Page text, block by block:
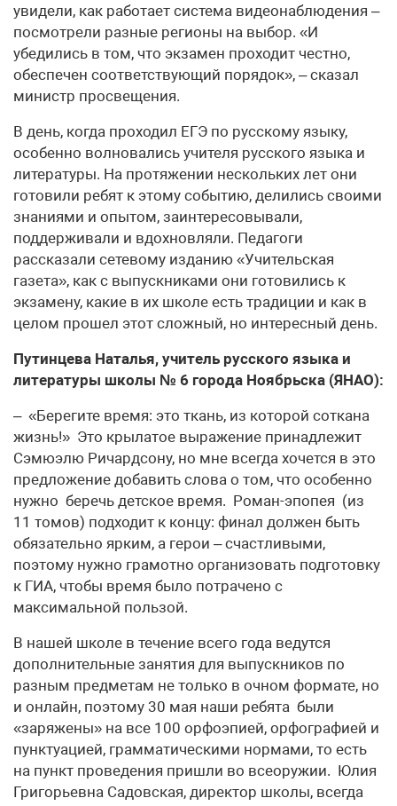
увидели, как работает система видеонаблюдения –
посмотрели разные регионы на выбор. «И
убедились в том, что экзамен проходит честно,
обеспечен соответствующий порядок», – сказал
министр просвещения.
В день, когда проходил ЕГЭ по русскому языку,
особенно волновались учителя русского языка и
литературы. На протяжении нескольких лет они
готовили ребят к этому событию, делились своими
знаниями и опытом, заинтересовывали,
поддерживали и вдохновляли. Педагоги
рассказали сетевому изданию «Учительская
газета», как с выпускниками они готовились к
экзамену, какие в их школе есть традиции и как в
целом прошел этот сложный, но интересный день.
Путинцева Наталья, учитель русского языка и
литературы школы № 6 города Ноябрьска (ЯНАО):
– «Берегите время: это ткань, из которой соткана
жизнь!» Это крылатое выражение принадлежит
Сэмюэлю Ричардсону, но мне всегда хочется в это
предложение добавить слова о том, что особенно
нужно беречь детское время. Роман-эпопея (из
11 томов) подходит к концу: финал должен быть
обязательно ярким, а герои – счастливыми,
поэтому нужно грамотно организовать подготовку
к ГИА, чтобы время было потрачено с
максимальной пользой.
В нашей школе в течение всего года ведутся
дополнительные занятия для выпускников по
разным предметам не только в очном формате, но
и онлайн, поэтому 30 мая наши ребята были
«заряжены» на все 100 орфоэпией, орфографией и
пунктуацией, грамматическими нормами, то есть
на пункт проведения пришли во всеоружии. Юлия
Григорьевна Садовская, директор школы, всегда